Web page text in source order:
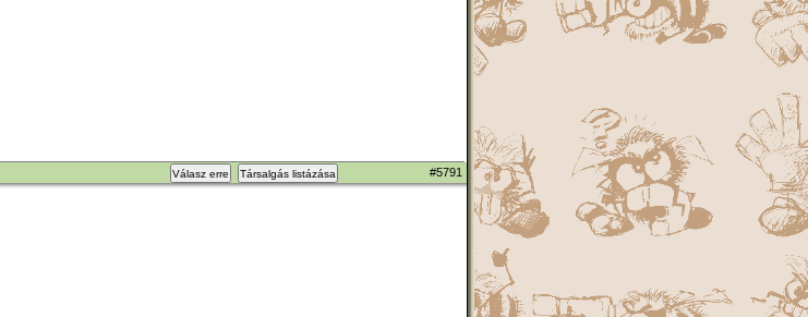
Válasz erre Társalgás listázása #5791